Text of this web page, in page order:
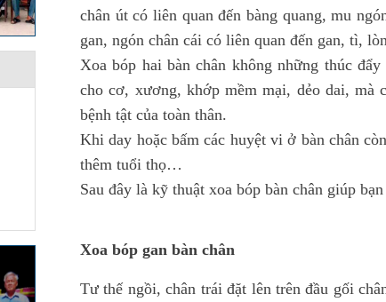
chân út có liên quan đến bàng quang, mu
gan, ngón chân cái có liên quan đến gan, tì,
Xoa bóp hai bàn chân không những thúc
cho cơ, xương, khớp mềm mại, dẻo dai, mà
bệnh tật của toàn thân.
Khi day hoặc bấm các huyệt vi ở bàn chân
thêm tuổi thọ…
Sau đây là kỹ thuật xoa bóp bàn chân giúp
Xoa bóp gan bàn chân
Tư thế ngồi, chân trái đặt lên trên đầu gối